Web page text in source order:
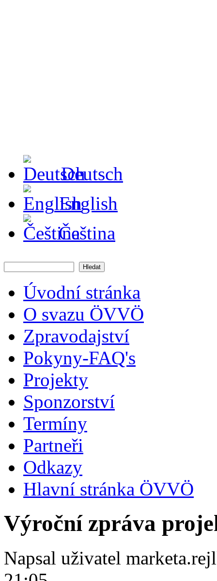
Deutsch
English
Čeština
Úvodní stránka
O svazu ÖVVÖ
Zpravodajství
Pokyny-FAQ's
Projekty
Sponzorství
Termíny
Partneři
Odkazy
Hlavní stránka ÖVVÖ
Výroční zpráva
Napsal uživatel